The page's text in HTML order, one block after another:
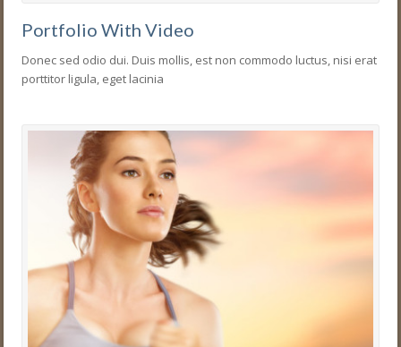
Portfolio With Video
Donec sed odio dui. Duis mollis, est non commodo luctus, nisi erat
porttitor ligula, eget lacinia